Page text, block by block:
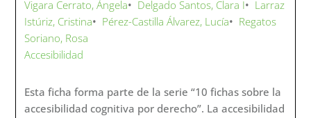
Esta ficha forma parte de la serie “10 fichas sobre la
accesibilidad cognitiva por derecho”. La accesibilidad
cognitiva se encuentra incluida en la accesibilidad
universal. ¿Qué es el Diseño Wayfinding?
orientarnos y encontrar el camino en ciudades,
edificios, calles y carreteras, utilizando el transporte